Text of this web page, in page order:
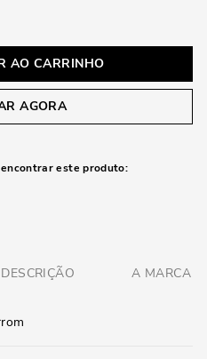
AO CARRINHO
AGORA
este produto:
DESCRIÇÃO A MARCA